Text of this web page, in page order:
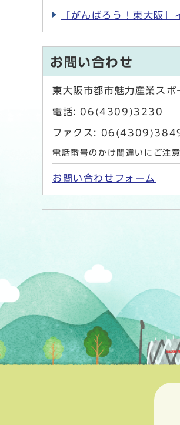
「がんばろう！東大阪」
お問い合わせ
東大阪市都市魅力産業スポ
電話: 06(4309)3230
ファクス:
電話番号のかけ間違いにご注意
お問い合わせフォーム